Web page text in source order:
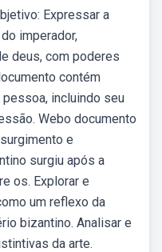
Expressar a
imperador,
deus, com poderes
contém
incluindo seu
Webo documento
e
surgiu após a
os. Explorar e
um reflexo da
bizantino. Analisar e
da arte.